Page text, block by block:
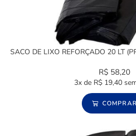
SACO DE LIXO REFORÇADO 20 LT
R$ 58,20
3x de R$19,40
COMPRAR